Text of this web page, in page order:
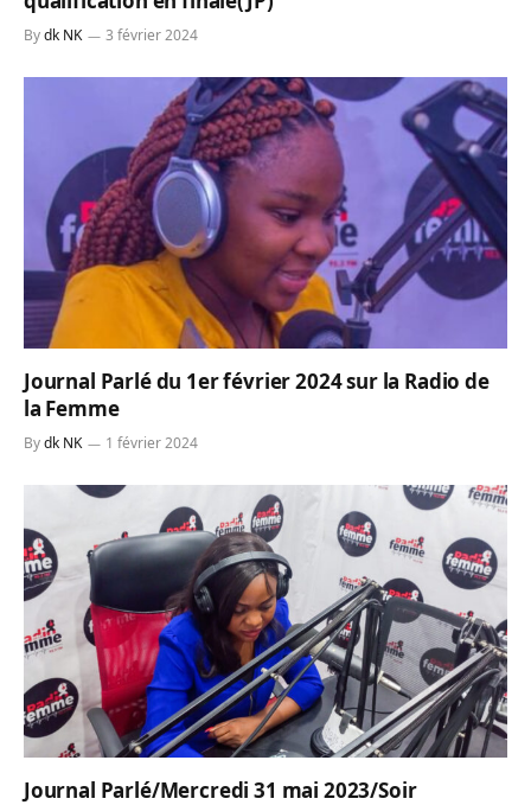
Bydk NK 3 février 2024
Journal Parlé du 1er février 2024 sur la Radio de
la Femme
Bydk NK 1 février 2024
Journal Parlé/Mercredi 31 mai 2023/Soir